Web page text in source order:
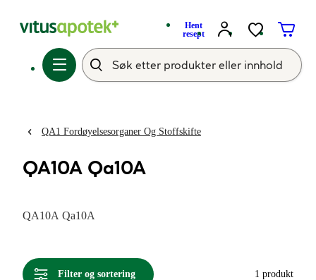
Hent
resept
QA1 Fordøyelsesorganer Og Stoffskifte
QA10A Qa10A
QA10A Qa10A
Filter og sortering 1 produkt